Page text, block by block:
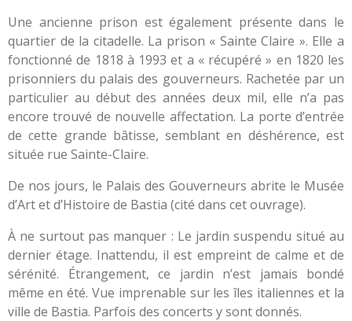
Une ancienne prison est également présente dans le
quartier de la citadelle. La prison « Sainte Claire ». Elle a
fonctionné de 1818 à 1993 et a « récupéré » en 1820 les
prisonniers du palais des gouverneurs. Rachetée par un
particulier au début des années deux mil, elle n’a pas
encore trouvé de nouvelle affectation. La porte d’entrée
de cette grande bâtisse, semblant en déshérence, est
située rue Sainte-Claire.
De nos jours, le Palais des Gouverneurs abrite le Musée
d’Art et d’Histoire de Bastia (cité dans cet ouvrage).
À ne surtout pas manquer : Le jardin suspendu situé au
dernier étage. Inattendu, il est empreint de calme et de
sérénité. Étrangement, ce jardin n’est jamais bondé
même en été. Vue imprenable sur les îles italiennes et la
ville de Bastia. Parfois des concerts y sont donnés.